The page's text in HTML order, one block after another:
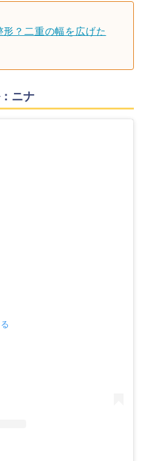
？二重の幅を広げた
ニナ